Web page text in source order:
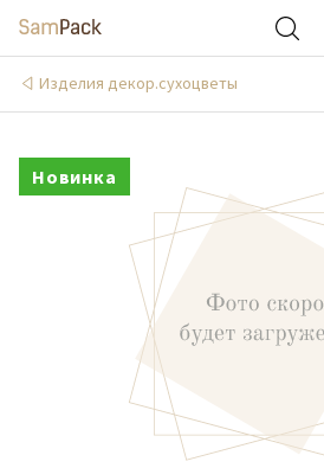
Изделия декор.сухоцветы
Новинка